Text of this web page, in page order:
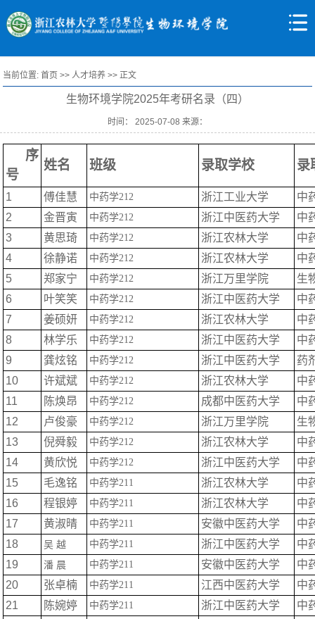
当前位置:首页 >>人才培养 >> 正文
生物环境学院2025年考研名录（四）
时间： 2025-07-08 来源：
序
号
姓名 班级 录取学校 录
1 傅佳慧 中药学212 浙江工业大学
中
2
金晋寅 中药学212 浙江中医药大学
中
3
黄思琦 中药学212 浙江农林大学
中
4
徐静诺 中药学212 浙江农林大学
中
5
郑家宁 中药学212 浙江万里学院
生
6
叶笑笑 中药学212 浙江中医药大学
中
7
姜硕妍 中药学212 浙江农林大学
中
8
林学乐 中药学212 浙江中医药大学
中
9
龚炫铭 中药学212 浙江中医药大学
药
10
许斌斌 中药学212 浙江农林大学
中
11
陈焕昂 中药学212 成都中医药大学
中
12
卢俊豪 中药学212 浙江万里学院
生
13
倪舜毅 中药学212 浙江农林大学
中
14
黄欣悦 中药学212 浙江中医药大学
中
15
毛逸铭 中药学211 浙江农林大学
中
16
程银婷 中药学211 浙江农林大学
中
17
黄淑晴 中药学211 安徽中医药大学
中
18
吴 越 中药学211 浙江中医药大学
中
19
潘 晨 中药学211 安徽中医药大学
中
20
张卓楠 中药学211 江西中医药大学
中
21
陈婉婷 中药学211 浙江中医药大学
中